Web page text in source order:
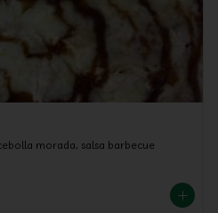
morada, salsa barbecue